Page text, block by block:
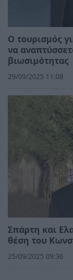
Ο τουρισμός
να
βιωσιμότητας
29/09/2025 11:08
Σπάρτη και
θέση του
25/09/2025 09:36